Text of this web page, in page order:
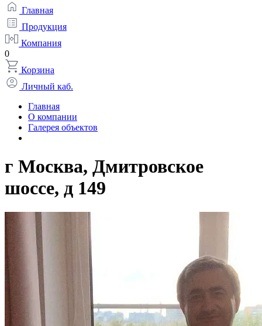
Главная
Продукция
Компания
0
Корзина
Личный каб.
Главная
О компании
Галерея объектов
г Москва, Дмитровское
шоссе, д 149